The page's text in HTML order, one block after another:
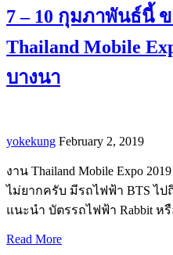
7 – 10 กุมภาพันธ์นี้
Thailand Mobile
บางนา
yokekung February 2, 2019
งาน Thailand Mobile Expo
ไม่ยากครับ มีรถไฟฟ้า BTS ไ
แนะนำ บัตรรถไฟฟ้า Rabbit ห
Read More